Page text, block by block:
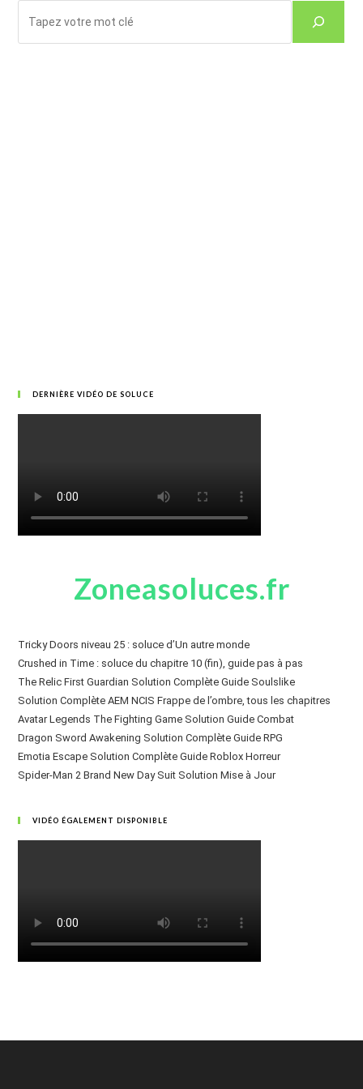
DERNIÈRE VIDÉO DE SOLUCE
Zoneasoluces.fr
Tricky Doors niveau 25 : soluce d’Un autre monde
Crushed in Time : soluce du chapitre 10 (fin), guide pas à pas
The Relic First Guardian Solution Complète Guide Soulslike
Solution Complète AEM NCIS Frappe de l’ombre, tous les chapitres
Avatar Legends The Fighting Game Solution Guide Combat
Dragon Sword Awakening Solution Complète Guide RPG
Emotia Escape Solution Complète Guide Roblox Horreur
Spider-Man 2 Brand New Day Suit Solution Mise à Jour
VIDÉO ÉGALEMENT DISPONIBLE